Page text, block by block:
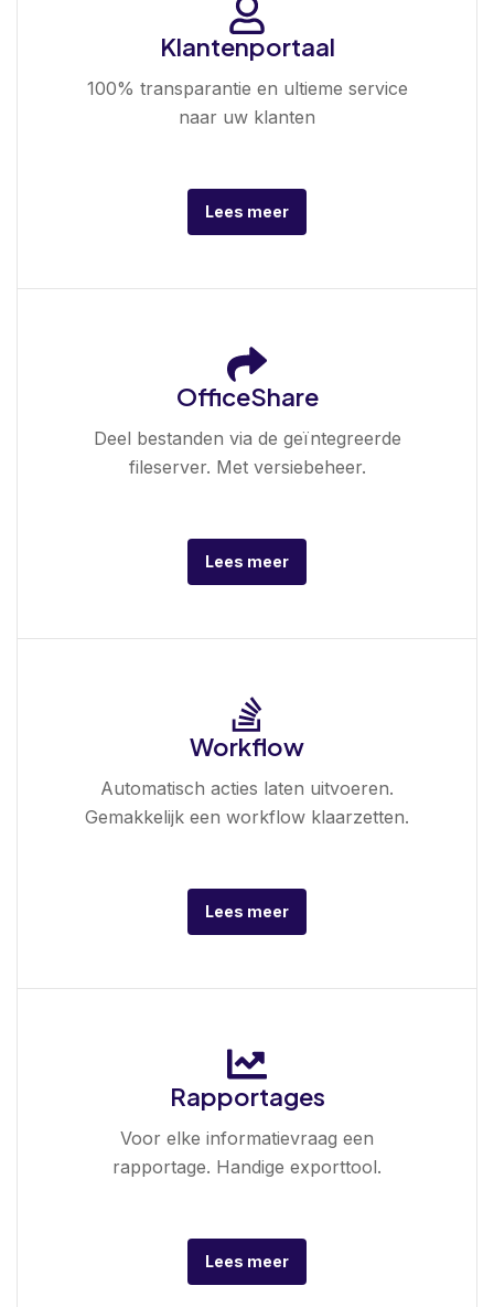
Klantenportaal
100% transparantie en ultieme service
naar uw klanten
Lees meer
OfficeShare
Deel bestanden via de geïntegreerde
fileserver. Met versiebeheer.
Lees meer
Workflow
Automatisch acties laten uitvoeren.
Gemakkelijk een workflow klaarzetten.
Lees meer
Rapportages
Voor elke informatievraag een
rapportage. Handige exporttool.
Lees meer